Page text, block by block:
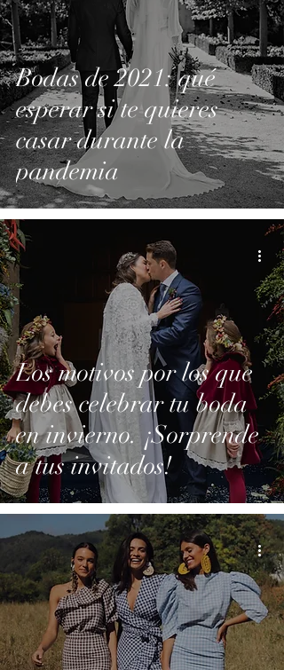
Bodas de 2021: qué
esperar si te quieres
casar durante la
pandemia
Los motivos por los que
debes celebrar tu boda
en invierno. ¡Sorprende
a tus invitados!